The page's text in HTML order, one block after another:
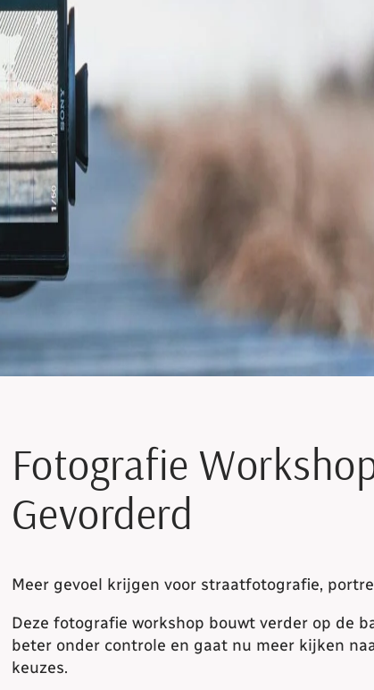
Fotografie
Gevorderd
Meer gevoel krijgen voor straatfotografie,
Deze fotografie workshop bouwt verder op de
beter onder controle en gaat nu meer kijken
keuzes.